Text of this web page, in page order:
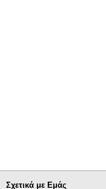
Σχετικά με Εμάς